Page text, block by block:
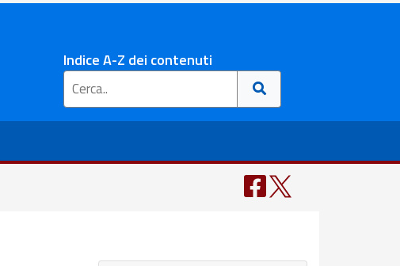
Indice A-Z dei contenuti